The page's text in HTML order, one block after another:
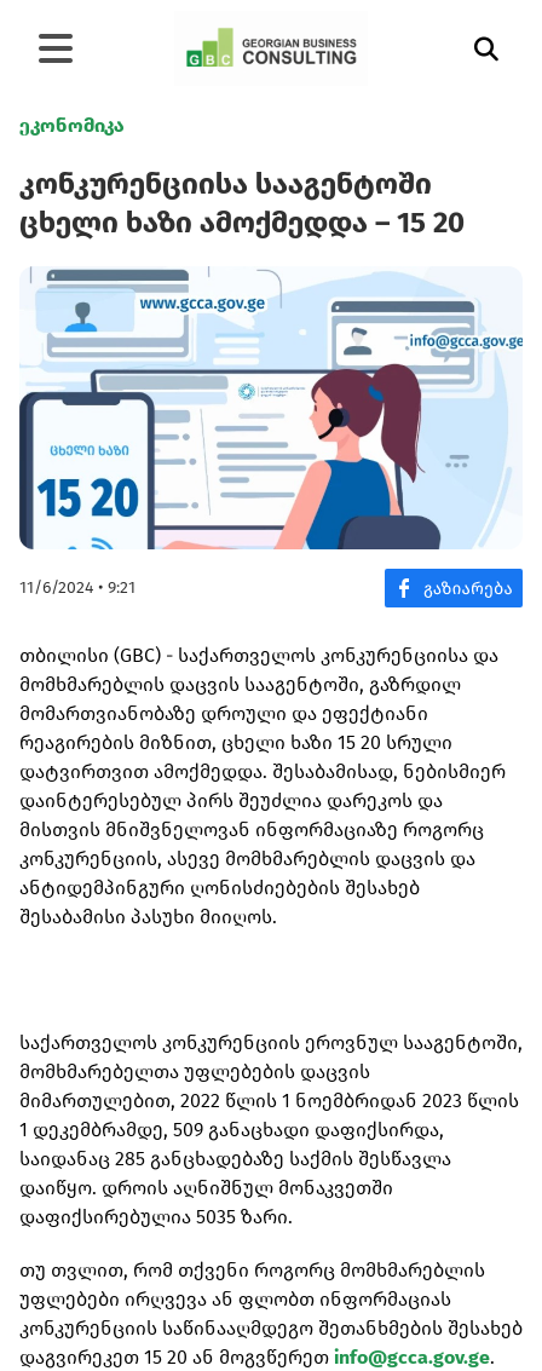
ეკონომიკა
კონკურენციისა სააგენტოში
ცხელი ხაზი ამოქმედდა – 15 20
11/6/2024 • 9:21
თბილისი (GBC) - საქართველოს კონკურენციისა და
მომხმარებლის დაცვის სააგენტოში, გაზრდილ
მომართვიანობაზე დროული და ეფექტიანი
რეაგირების მიზნით, ცხელი ხაზი 15 20 სრული
დატვირთვით ამოქმედდა. შესაბამისად, ნებისმიერ
დაინტერესებულ პირს შეუძლია დარეკოს და
მისთვის მნიშვნელოვან ინფორმაციაზე როგორც
კონკურენციის, ასევე მომხმარებლის დაცვის და
ანტიდემპინგური ღონისძიებების შესახებ
შესაბამისი პასუხი მიიღოს.
საქართველოს კონკურენციის ეროვნულ სააგენტოში,
მომხმარებელთა უფლებების დაცვის
მიმართულებით, 2022 წლის 1 ნოემბრიდან 2023 წლის
1 დეკემბრამდე, 509 განაცხადი დაფიქსირდა,
საიდანაც 285 განცხადებაზე საქმის შესწავლა
დაიწყო. დროის აღნიშნულ მონაკვეთში
დაფიქსირებულია 5035 ზარი.
თუ თვლით, რომ თქვენი როგორც მომხმარებლის
უფლებები ირღვევა ან ფლობთ ინფორმაციას
კონკურენციის საწინააღმდეგო შეთანხმების შესახებ
დაგვირეკეთ 15 20 ან მოგვწერეთ info@gcca.gov.ge.